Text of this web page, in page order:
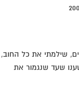
שילמתי את כל החוב,
שעד שנגמור את